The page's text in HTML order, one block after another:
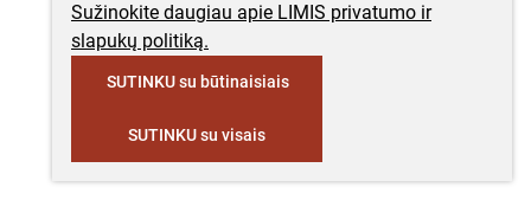
Sužinokite daugiau apie LIMIS privatumo ir
slapukų politiką.
SUTINKU su būtinaisiais
SUTINKU su visais